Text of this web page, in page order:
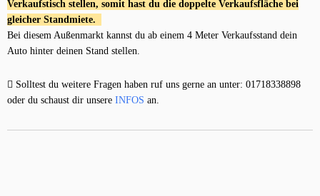
Verkaufstisch stellen, somit hast du die doppelte Verkaufsfläche bei
gleicher Standmiete.
Bei diesem Außenmarkt kannst du ab einem 4 Meter Verkaufsstand dein
Auto hinter deinen Stand stellen.
Solltest du weitere Fragen haben ruf uns gerne an unter: 01718338898
oder du schaust dir unsere INFOS an.